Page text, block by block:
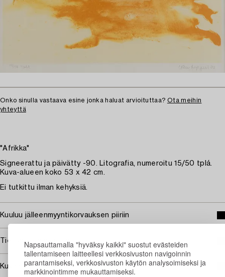
Napsauttamalla "hyväksy kaikki" suostut evästeiden
tallentamiseen laitteellesi verkkosivuston navigoinnin
parantamiseksi, verkkosivuston käytön analysoimiseksi ja
markkinointimme mukauttamiseksi.
Onko sinulla vastaava esine jonka haluat arvioituttaa? Ota meihin
yhteyttä
"Afrikka"
Signeerattu ja päivätty -90. Litografia, numeroitu 15/50 tplá.
Kuva-alueen koko 53 x 42 cm.
Ei tutkittu ilman kehyksiä.
Kuuluu jälleenmyyntikorvauksen piiriin
Tietoa ostamisesta
Kuvan käyttöoikeudet